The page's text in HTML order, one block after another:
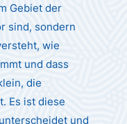
Gebiet der
sind, sondern
wie
und dass
die
Es ist diese
und